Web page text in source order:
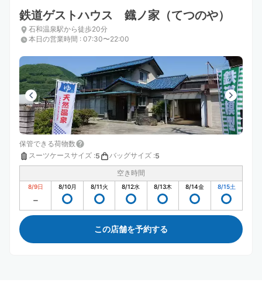
鉄道ゲストハウス 鐡ノ家（てつのや）
石和温泉駅から徒歩20分
本日の営業時間 : 07:30〜22:00
保管できる荷物数
スーツケースサイズ :5 バッグサイズ :5
空き時間
8/9日 8/10月 8/11火 8/12水 8/13木 8/14金 8/15土
この店舗を予約する